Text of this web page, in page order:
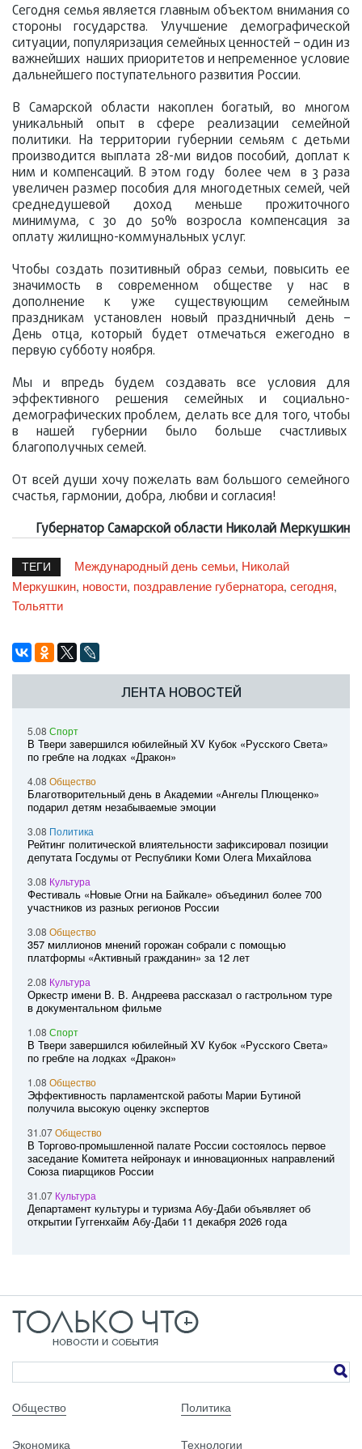
Сегодня семья является главным объектом внимания со
стороны государства. Улучшение демографической
ситуации, популяризация семейных ценностей – один из
важнейших наших приоритетов и непременное условие
дальнейшего поступательного развития России.
В Самарской области накоплен богатый, во многом
уникальный опыт в сфере реализации семейной
политики. На территории губернии семьям с детьми
производится выплата 28-ми видов пособий, доплат к
ним и компенсаций. В этом году более чем в 3 раза
увеличен размер пособия для многодетных семей, чей
среднедушевой доход меньше прожиточного
минимума, с 30 до 50% возросла компенсация за
оплату жилищно-коммунальных услуг.
Чтобы создать позитивный образ семьи, повысить ее
значимость в современном обществе у нас в
дополнение к уже существующим семейным
праздникам установлен новый праздничный день –
День отца, который будет отмечаться ежегодно в
первую субботу ноября.
Мы и впредь будем создавать все условия для
эффективного решения семейных и социально-
демографических проблем, делать все для того, чтобы
в нашей губернии было больше счастливых
благополучных семей.
От всей души хочу пожелать вам большого семейного
счастья, гармонии, добра, любви и согласия!
Губернатор Самарской области Николай Меркушкин
ТЕГИ Международный день семьи, Николай
Меркушкин, новости, поздравление губернатора, сегодня,
Тольятти
ЛЕНТА НОВОСТЕЙ
5.08 Спорт
В Твери завершился юбилейный XV Кубок «Русского Света»
по гребле на лодках «Дракон»
4.08 Общество
Благотворительный день в Академии «Ангелы Плющенко»
подарил детям незабываемые эмоции
3.08 Политика
Рейтинг политической влиятельности зафиксировал позиции
депутата Госдумы от Республики Коми Олега Михайлова
3.08 Культура
Фестиваль «Новые Огни на Байкале» объединил более 700
участников из разных регионов России
3.08 Общество
357 миллионов мнений горожан собрали с помощью
платформы «Активный гражданин» за 12 лет
2.08 Культура
Оркестр имени В. В. Андреева рассказал о гастрольном туре
в документальном фильме
1.08 Спорт
В Твери завершился юбилейный XV Кубок «Русского Света»
по гребле на лодках «Дракон»
1.08 Общество
Эффективность парламентской работы Марии Бутиной
получила высокую оценку экспертов
31.07Общество
В Торгово-промышленной палате России состоялось первое
заседание Комитета нейронаук и инновационных направлений
Союза пиарщиков России
31.07 Культура
Департамент культуры и туризма Абу-Даби объявляет об
открытии Гуггенхайм Абу-Даби 11 декабря 2026 года
Общество Политика
Экономика Технологии